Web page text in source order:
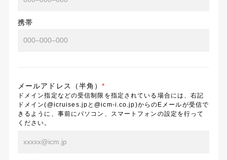
携帯
メールアドレス（半角）*
ドメイン指定などの受信制限を指定されている場合には、右記
ドメイン(@icruises.jpと@icm-i.co.jp)からのEメールが受信で
きるように、事前にパソコン、スマートフォンの設定を行って
ください。